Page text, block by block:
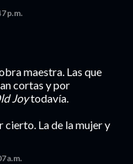
p.m.
maestra. Las que
cortas y por
Joytodavía.
cierto. La de la mujer y
a.m.